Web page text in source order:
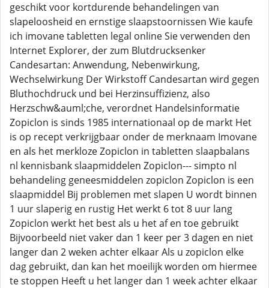
geschikt voor kortdurende behandelingen van
slapeloosheid en ernstige slaapstoornissen Wie kaufe
ich imovane tabletten legal online Sie verwenden den
Internet Explorer, der zum Blutdrucksenker
Candesartan: Anwendung, Nebenwirkung,
Wechselwirkung Der Wirkstoff Candesartan wird gegen
Bluthochdruck und bei Herzinsuffizienz, also
Herzschw&auml;che, verordnet Handelsinformatie
Zopiclon is sinds 1985 internationaal op de markt Het
is op recept verkrijgbaar onder de merknaam Imovane
en als het merkloze Zopiclon in tabletten slaapbalans
nl kennisbank slaapmiddelen Zopiclon--- simpto nl
behandeling geneesmiddelen zopiclon Zopiclon is een
slaapmiddel Bij problemen met slapen U wordt binnen
1 uur slaperig en rustig Het werkt 6 tot 8 uur lang
Zopiclon werkt het best als u het af en toe gebruikt
Bijvoorbeeld niet vaker dan 1 keer per 3 dagen en niet
langer dan 2 weken achter elkaar Als u zopiclon elke
dag gebruikt, dan kan het moeilijk worden om hiermee
te stoppen Heeft u het langer dan 1 week achter elkaar